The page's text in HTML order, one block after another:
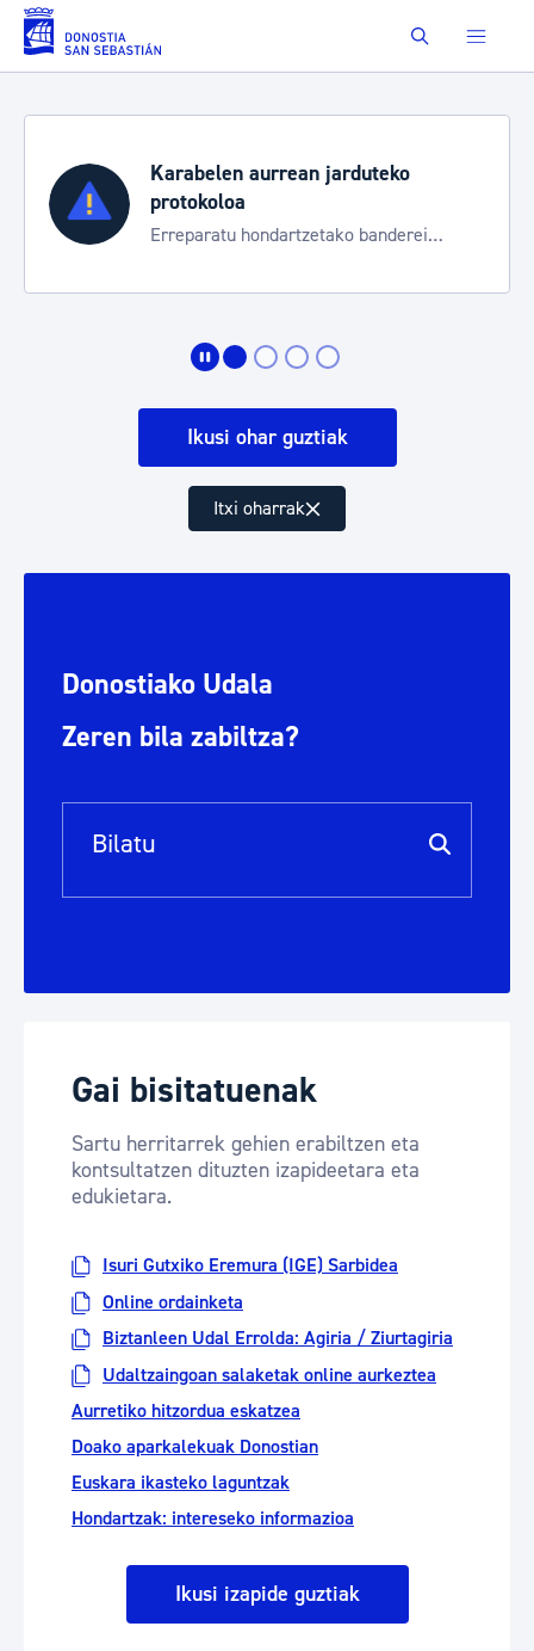
Eduki nagusira joan Buscar
Aste Nagusia 2026
Trafiko mozketak eta
bereziak
Ikusi ohar guztiak
Itxi oharrak
Donostiako Udala
Zeren bila zabiltza?
Bilaketa barra
Gai bisitatuenak
Sartu herritarrek gehien erabiltzen eta
kontsultatzen dituzten izapideetara eta
edukietara.
Isuri Gutxiko Eremura (IGE) Sarbidea
Online ordainketa
Biztanleen Udal Errolda: Agiria / Ziurtagiria
Udaltzaingoan salaketak online aurkeztea
Aurretiko hitzordua eskatzea
Doako aparkalekuak Donostian
Euskara ikasteko laguntzak
Hondartzak: intereseko informazioa
Ikusi izapide guztiak